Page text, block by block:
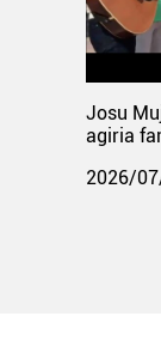
Josu
agiria
2026/